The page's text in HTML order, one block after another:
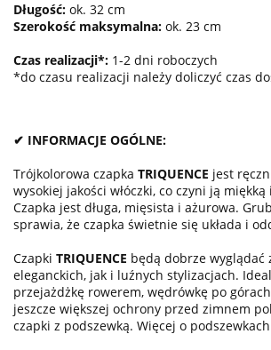
Długość: ok. 32 cm
Szerokość maksymalna: ok. 23 cm
Czas realizacji*: 1-2 dni roboczych
*do czasu realizacji należy doliczyć czas
✔ INFORMACJE OGÓLNE:
Trójkolorowa czapka TRIQUENCE jest
wysokiej jakości włóczki, co czyni ją miękką
Czapka jest długa, mięsista i ażurowa.
sprawia, że czapka świetnie się układa i
Czapki TRIQUENCE będą dobrze wyglądać
eleganckich, jak i luźnych stylizacjach.
przejażdżkę rowerem, wędrówkę po
jeszcze większej ochrony przed zimnem
czapki z podszewką. Więcej o